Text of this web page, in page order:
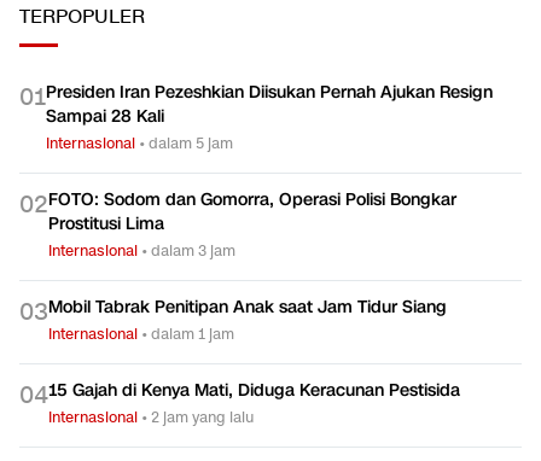
TERPOPULER
01Presiden Iran Pezeshkian Diisukan Pernah Ajukan Resign
Sampai 28 Kali
Internasional •dalam 5 jam
02FOTO: Sodom dan Gomorra, Operasi Polisi Bongkar
Prostitusi Lima
Internasional •dalam 3 jam
03Mobil Tabrak Penitipan Anak saat Jam Tidur Siang
Internasional •dalam 1 jam
0415 Gajah di Kenya Mati, Diduga Keracunan Pestisida
Internasional •2 jam yang lalu